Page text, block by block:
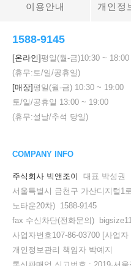
이용안내 개인정
1588-9145
[온라인]평일(월-금)10:30 ~ 18:00
(휴무:토/일/공휴일)
[매장]평일(월-금) 10:30 ~ 19:00
토/일/공휴일 13:00 ~ 19:00
(휴무:설날/추석 당일)
COMPANY INFO
주식회사 빅앤조이
대표 박성권
서울특별시 금천구 가산디지털1
노타운20차) 1588-9145
fax 수신차단(전화문의)
사업자번호107-86-03700 [사업자
개인정보관리 책임자 박예지